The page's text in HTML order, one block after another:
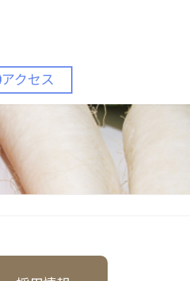
アクセス